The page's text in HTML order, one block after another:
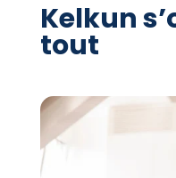
Kelkun
tout